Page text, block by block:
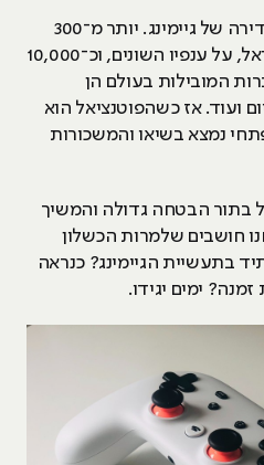
ישראל כידוע היא מעצמה אדירה של גיימינג. יותר מ־300
חברות פועלות בתחום בישראל, על ענפיו השונים, וכ־10,000
המובילות בעולם הן
ועוד. אז כשהפוטנציאל הוא
נמצא בשיאו והמשכורות
בתור הבטחה גדולה והמשיך
חושבים שלמרות הכשלון
בתעשיית הגיימינג? כנראה
ימים יגידו.